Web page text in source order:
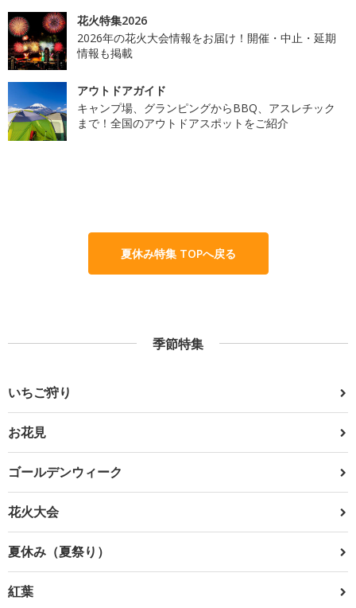
花火特集2026
2026年の花火大会情報をお届け！開催・中止・延期
情報も掲載
アウトドアガイド
キャンプ場、グランピングからBBQ、アスレチック
まで！全国のアウトドアスポットをご紹介
夏休み特集 TOPへ戻る
季節特集
いちご狩り
お花見
ゴールデンウィーク
花火大会
夏休み（夏祭り）
紅葉